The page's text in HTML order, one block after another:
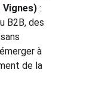
Vignes) :
B2B, des
à
de la